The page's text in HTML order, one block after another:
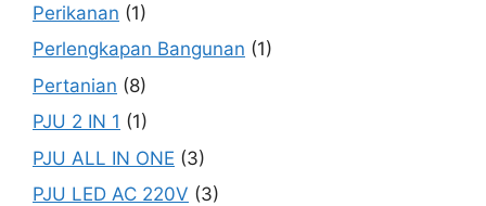
Perikanan (1)
Perlengkapan Bangunan (1)
Pertanian (8)
PJU 2 IN 1 (1)
PJU ALL IN ONE (3)
PJU LED AC 220V (3)